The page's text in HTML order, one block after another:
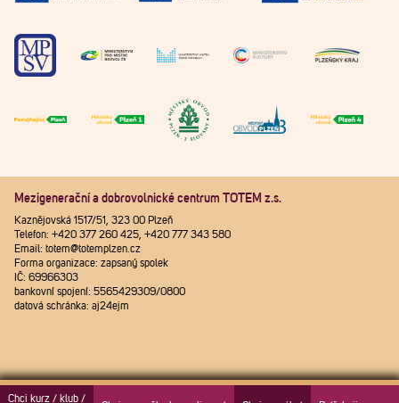
Chci kurz / klub /
Mezigenerační a dobrovolnické centrum TOTEM z.s.
Kaznějovská 1517/51, 323 00 Plzeň
Telefon: +420 377 260 425, +420 777 343 580
Email: totem@totemplzen.cz
Forma organizace: zapsaný spolek
IČ: 69966303
bankovní spojení: 5565429309/0800
datová schránka: aj24ejm